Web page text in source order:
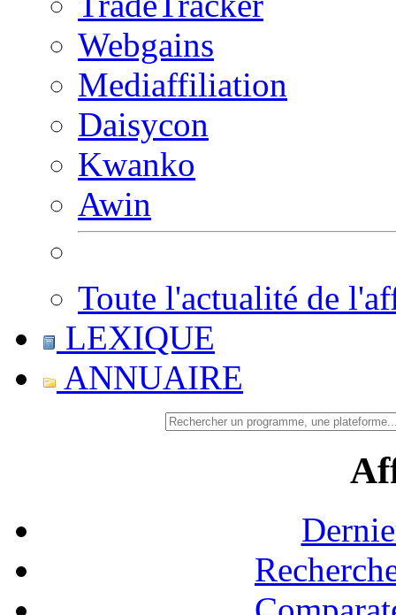
Webgains
Mediaffiliation
Daisycon
Kwanko
Awin
Toute l'actualité de
LEXIQUE
ANNUAIRE